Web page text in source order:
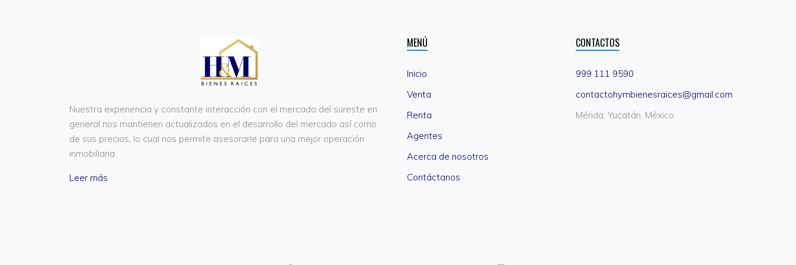
Nuestra experiencia y constante interacción con el mercado del sureste en
general nos mantienen actualizados en el desarrollo del mercado así como
de sus precios, lo cual nos permite asesorarle para una mejor operación
inmobiliaria
Leer más
MENÚ
Inicio
Venta
Renta
Agentes
Acerca de nosotros
Contáctanos
CONTACTOS
999 111 9590
contactohymbienesraices@gmail.com
Mérida, Yucatán, México